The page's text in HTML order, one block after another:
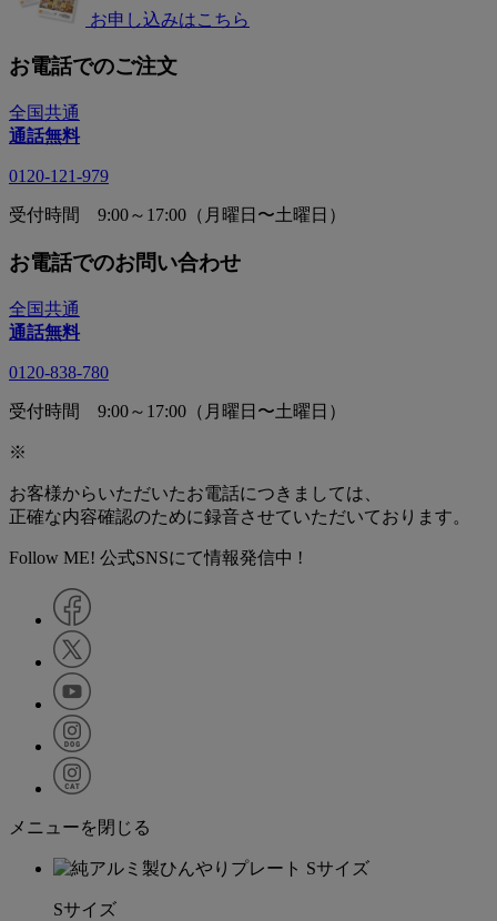
お申し込みはこちら
お電話でのご注文
全国共通
通話無料
0120-121-979
受付時間 9:00～17:00（月曜日〜土曜日）
お電話でのお問い合わせ
全国共通
通話無料
0120-838-780
受付時間 9:00～17:00（月曜日〜土曜日）
※
お客様からいただいたお電話につきましては、
正確な内容確認のために録音させていただいております。
Follow ME! 公式SNSにて情報発信中 !
メニューを閉じる
Sサイズ